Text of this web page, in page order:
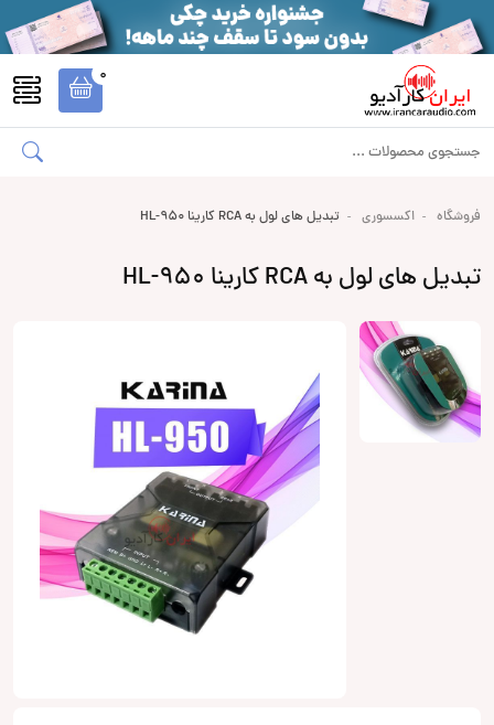
0
فروشگاه اکسسوری تبدیل های لول به RCA کارینا HL-950
تبدیل های لول به RCA کارینا HL-950